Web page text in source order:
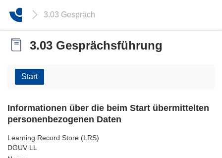
3.03 Gesprächsführung
3.03 Gesprächsführung
Start
Informationen über die beim Start übermittelten
personenbezogenen Daten
Learning Record Store (LRS)
DGUV LL